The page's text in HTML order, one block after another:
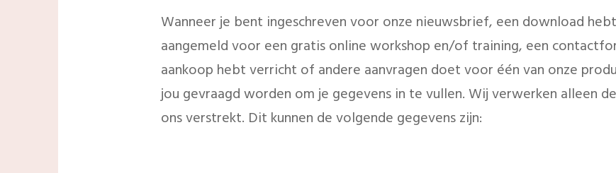
Wanneer je bent ingeschreven voor onze nieuwsbrief, een download
aangemeld voor een gratis online workshop en/of training, een
aankoop hebt verricht of andere aanvragen doet voor één van onze
jou gevraagd worden om je gegevens in te vullen. Wij verwerken alleen
ons verstrekt. Dit kunnen de volgende gegevens zijn: